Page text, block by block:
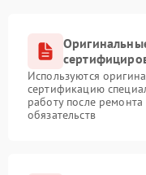
Используются
сертификацию
работу после
обязательств